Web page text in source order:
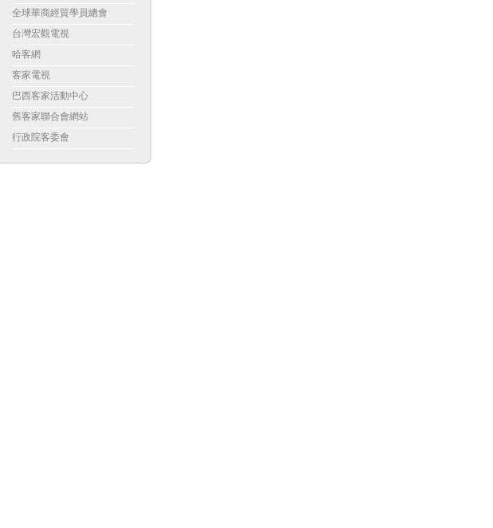
全球華商經貿學員總會
台灣宏觀電視
哈客網
客家電視
巴西客家活動中心
舊客家聯合會網站
行政院客委會